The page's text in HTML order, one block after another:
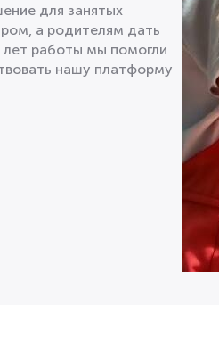
для занятых
а родителям дать
лет работы мы помогли
нашу платформу